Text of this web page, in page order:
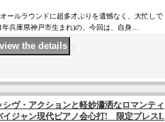
ールラウンドに超多才ぶりを遺憾なく、大忙しで
兵庫県神戸市生まれ)の、今回は、自身…
ヴ・アクションと軽妙瀟洒なロマンティ
イジャン現代ピアノ会心打! 限定プレスL